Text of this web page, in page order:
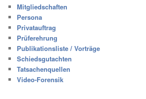
Mitgliedschaften
Persona
Privatauftrag
Prüferehrung
Publikationsliste / Vorträge
Schiedsgutachten
Tatsachenquellen
Video-Forensik